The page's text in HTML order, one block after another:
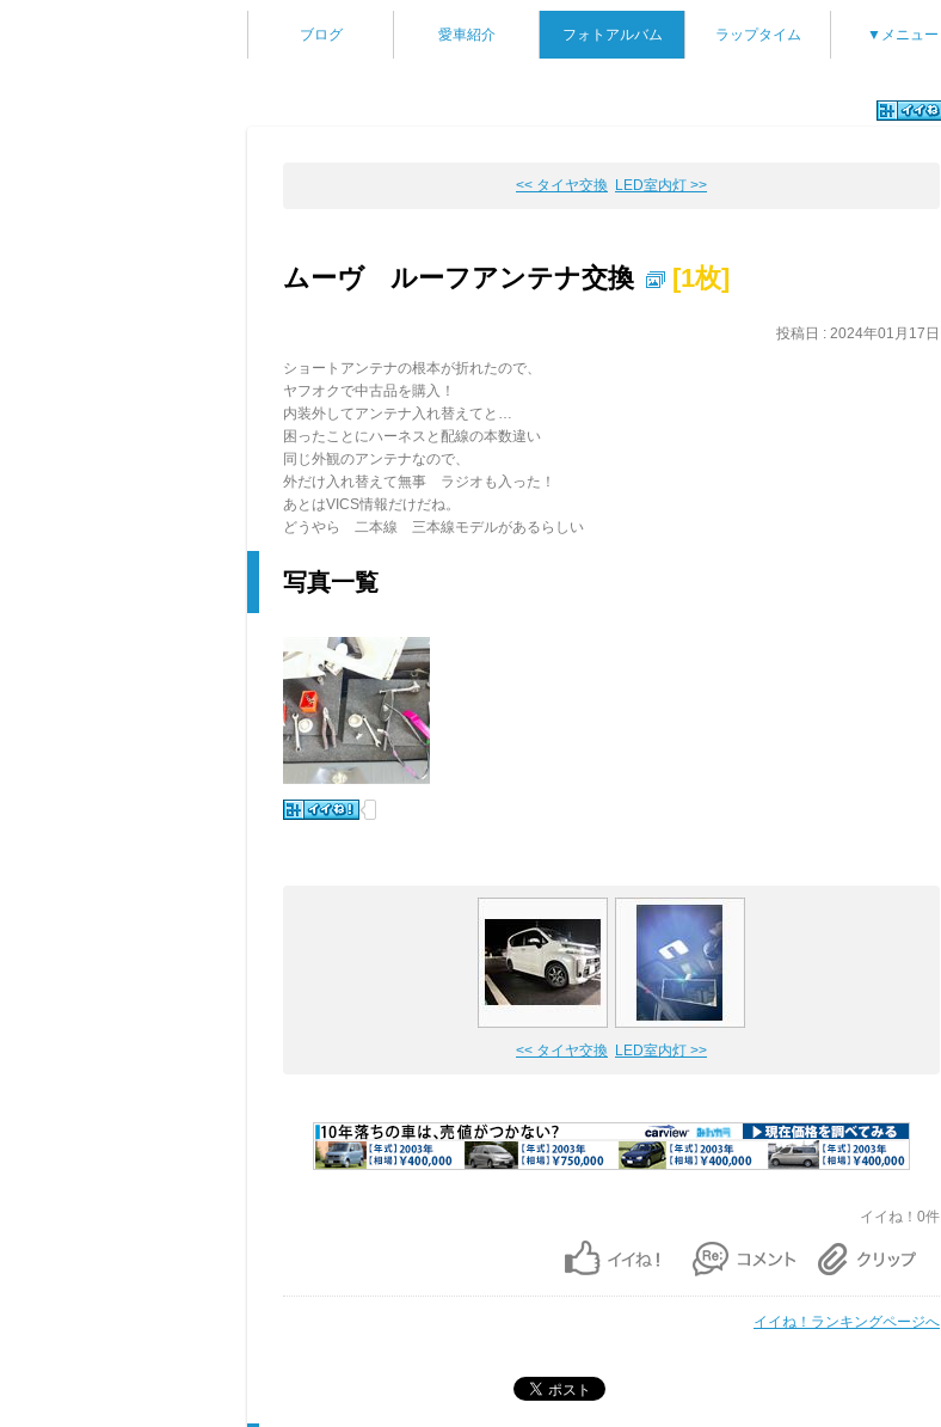
ブログ 愛車紹介 フォトアルバム ラップタイム ▼メニュー
<< タイヤ交換 LED室内灯 >>
ムーヴ ルーフアンテナ交換 [1枚]
投稿日 : 2024年01月17日
ショートアンテナの根本が折れたので、
ヤフオクで中古品を購入！
内装外してアンテナ入れ替えてと…
困ったことにハーネスと配線の本数違い
同じ外観のアンテナなので、
外だけ入れ替えて無事 ラジオも入った！
あとはVICS情報だけだね。
どうやら 二本線 三本線モデルがあるらしい
写真一覧
<< タイヤ交換 LED室内灯 >>
イイね！0件
イイね！ランキングページへ